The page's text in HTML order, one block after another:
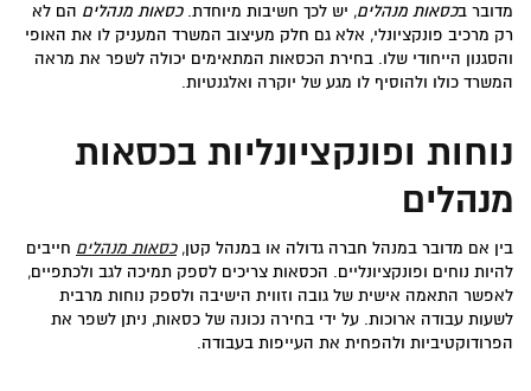
מדובר בכסאות מנהלים, יש לכך חשיבות מיוחדת.כסאות מנהלים הם לא
רק מרכיב פונקציונלי, אלא גם חלק מעיצוב המשרד המעניק לו את האופי
והסגנון הייחודי שלו. בחירת הכסאות המתאימים יכולה לשפר את מראה
המשרד כולו ולהוסיף לו מגע של יוקרה ואלגנטיות.
נוחות ופונקציונליות בכסאות
מנהלים
בין אם מדובר במנהל חברה גדולה או במנהל קטן,כסאות מנהלים חייבים
להיות נוחים ופונקציונליים. הכסאות צריכים לספק תמיכה לגב ולכתפיים,
לאפשר התאמה אישית של גובה וזווית הישיבה ולספק נוחות מרבית
לשעות עבודה ארוכות. על ידי בחירה נכונה של כסאות, ניתן לשפר את
הפרודוקטיביות ולהפחית את העייפות בעבודה.